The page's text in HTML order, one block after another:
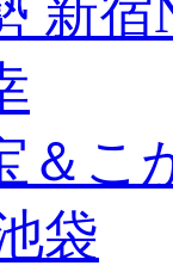
新宿
＆こ
袋